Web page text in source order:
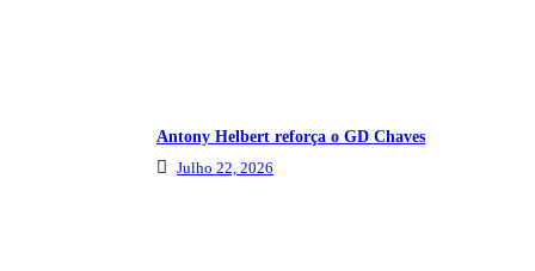
Antony Helbert reforça o GD Chaves
Julho 22, 2026